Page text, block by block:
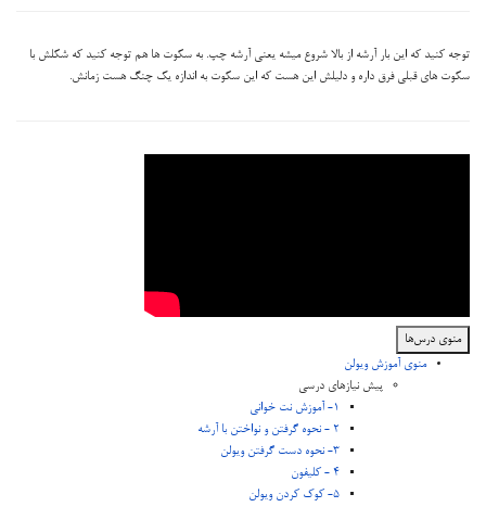
توجه کنید که این بار آرشه از بالا شروع میشه یعنی آرشه چپ. به سکوت ها هم توجه کنید که شکلش با
سکوت های قبلی فرق داره و دلیلش این هست که این سکوت به اندازه یک چنگ هست زمانش.
منوی درس‌ها
منوی آموزش ویولن
پیش نیازهای درسی
1- آموزش نت خوانی
2 - نحوه گرفتن و نواختن با آرشه
3- نحوه دست گرفتن ویولن
4 - کلیفون
5- کوک کردن ویولن